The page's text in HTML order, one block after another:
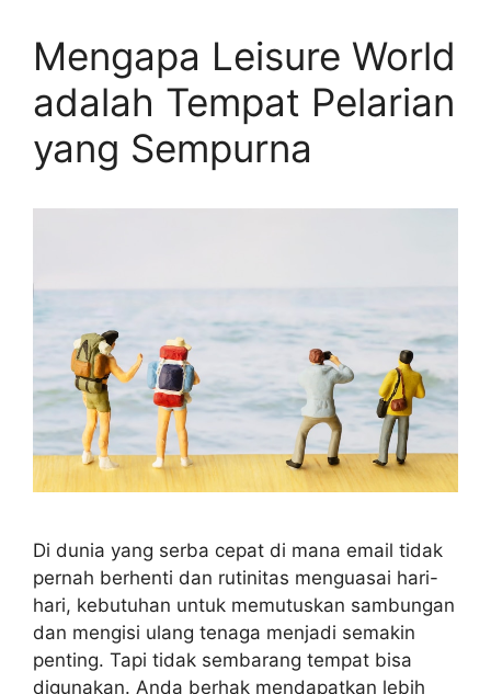
Mengapa Leisure World
adalah Tempat Pelarian
yang Sempurna
Di dunia yang serba cepat di mana email tidak
pernah berhenti dan rutinitas menguasai hari-
hari, kebutuhan untuk memutuskan sambungan
dan mengisi ulang tenaga menjadi semakin
penting. Tapi tidak sembarang tempat bisa
digunakan. Anda berhak mendapatkan lebih